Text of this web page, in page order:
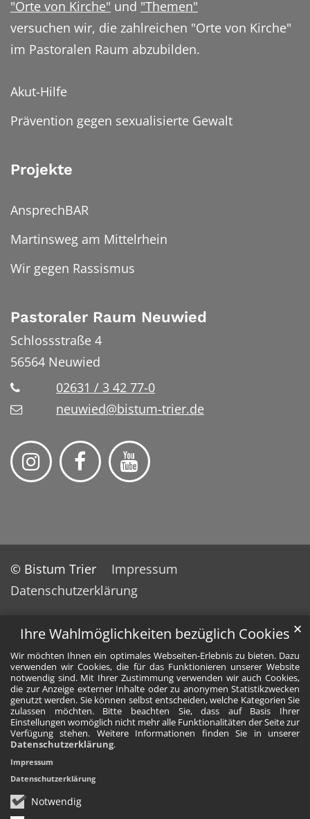
Ihre Wahlmöglichkeiten bezüglich Cookies
Wir möchten Ihnen ein optimales Webseiten-Erlebnis zu bieten. Dazu
verwenden wir Cookies, die für das Funktionieren unserer Website
notwendig sind. Mit Ihrer Zustimmung verwenden wir auch Cookies,
die zur Anzeige externer Inhalte oder zu anonymen Statistikzwecken
genutzt werden. Sie können selbst entscheiden, welche Kategorien Sie
zulassen möchten. Bitte beachten Sie, dass auf Basis Ihrer
Einstellungen womöglich nicht mehr alle Funktionalitäten der Seite zur
Verfügung stehen. Weitere Informationen finden Sie in unserer
Datenschutzerklärung.
Notwendig
✕
Impressum
Datenschutzerklärung
"Orte von Kirche" und "Themen"
versuchen wir, die zahlreichen "Orte von Kirche"
im Pastoralen Raum abzubilden.
Akut-Hilfe
Prävention gegen sexualisierte Gewalt
Projekte
AnsprechBAR
Martinsweg am Mittelrhein
Wir gegen Rassismus
Pastoraler Raum Neuwied
Schlossstraße 4
56564 Neuwied
02631 / 3 42 77-0
neuwied@bistum-trier.de
© Bistum Trier
Impressum
Datenschutzerklärung